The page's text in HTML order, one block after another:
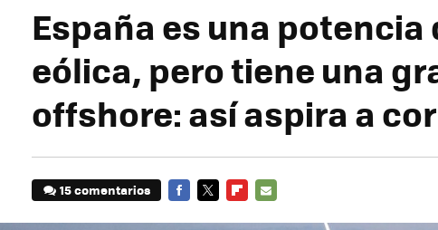
España es una potencia
eólica, pero tiene una
offshore: así aspira a
15 comentarios